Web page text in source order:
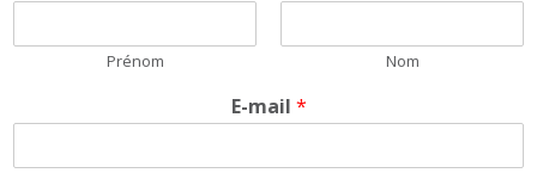
Prénom Nom
E-mail *